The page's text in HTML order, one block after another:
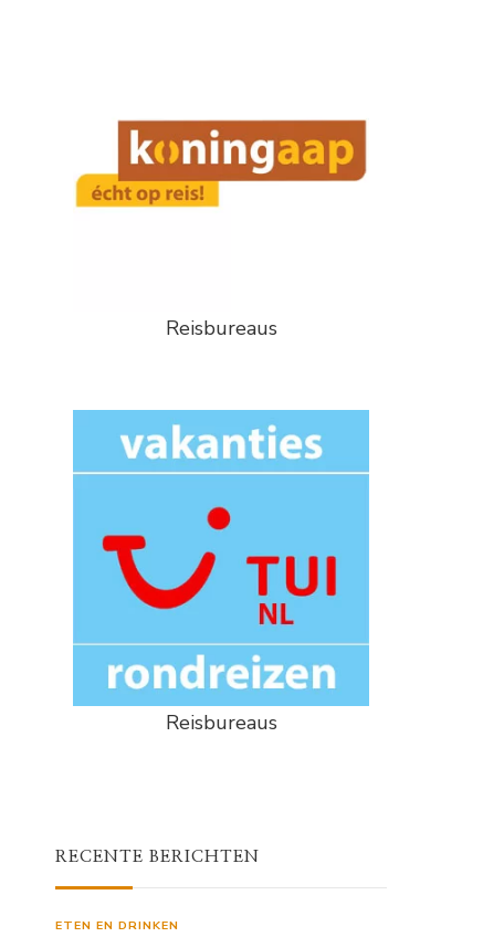
Reisbureaus
Reisbureaus
RECENTE BERICHTEN
ETEN EN DRINKEN